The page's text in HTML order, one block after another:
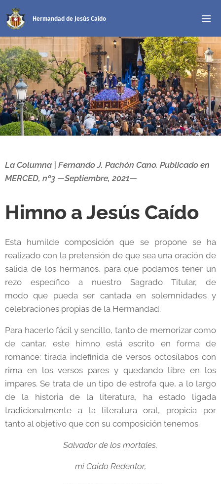
Hermandad de Jesús Caído
La Columna | Fernando J. Pachón Cano. Publicado en
MERCED, nº3 —Septiembre, 2021—
Himno a Jesús Caído
Esta humilde composición que se propone se ha
realizado con la pretensión de que sea una oración de
salida de los hermanos, para que podamos tener un
rezo específico a nuestro Sagrado Titular, de
modo que pueda ser cantada en solemnidades y
celebraciones propias de la Hermandad.
Para hacerlo fácil y sencillo, tanto de memorizar como
de cantar, este himno está escrito en forma de
romance: tirada indefinida de versos octosílabos con
rima en los versos pares y quedando libre en los
impares. Se trata de un tipo de estrofa que, a lo largo
de la historia de la literatura, ha estado ligada
tradicionalmente a la literatura oral, propicia por
tanto al objetivo que con su composición tenemos.
Salvador de los mortales,
mi Caído Redentor,